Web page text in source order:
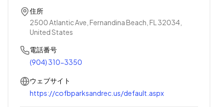
住所
2500 Atlantic Ave, Fernandina Beach, FL 32034,
United States
電話番号
(904) 310-3350
ウェブサイト
https://cofbparksandrec.us/default.aspx